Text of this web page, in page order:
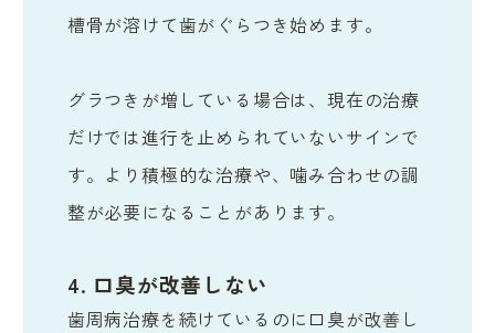
槽骨が溶けて歯がぐらつき始めます。
グラつきが増している場合は、現在の治療
だけでは進行を止められていないサインで
す。より積極的な治療や、噛み合わせの調
整が必要になることがあります。
4. 口臭が改善しない
歯周病治療を続けているのに口臭が改善し